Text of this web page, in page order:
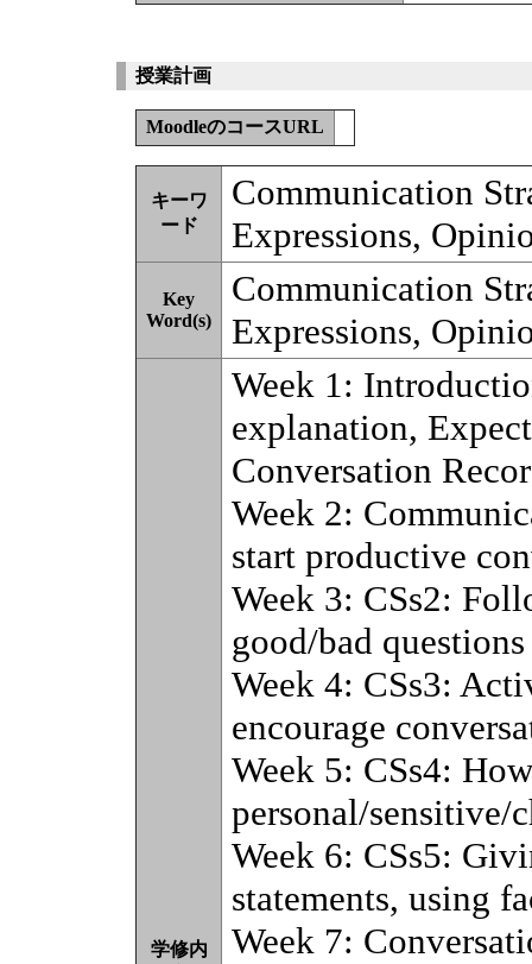
授業計画
MoodleのコースURL
キーワ
ード
Communication
Expressions,
Key
Word(s)
Communication
Expressions,
学修内
Week 1:
explanation,
Conversation
Week 2:
start productive
Week 3: CSs2:
good/bad
Week 4: CSs3:
encourage
Week 5: CSs4:
personal/sensitive/
Week 6: CSs5:
statements, using
Week 7: